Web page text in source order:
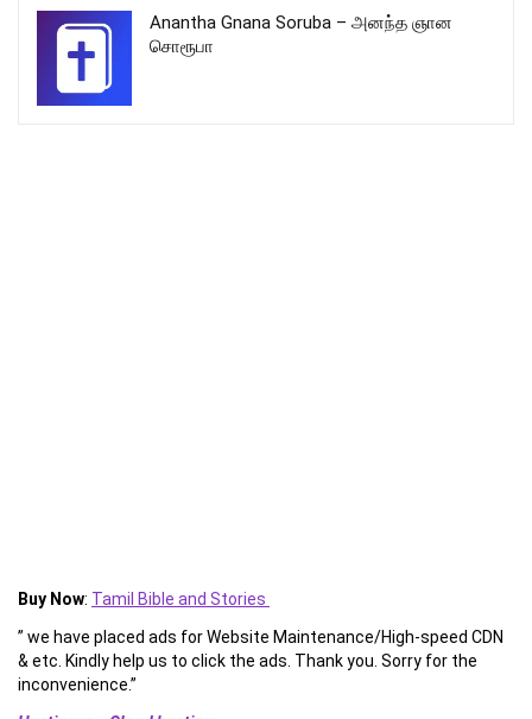
Anantha Gnana Soruba – அனந்த ஞான
சொரூபா
Buy Now: Tamil Bible and Stories
” we have placed ads for Website Maintenance/High-speed CDN
& etc. Kindly help us to click the ads. Thank you. Sorry for the
inconvenience.”